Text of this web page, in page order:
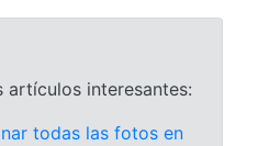
artículos interesantes:
todas las fotos en